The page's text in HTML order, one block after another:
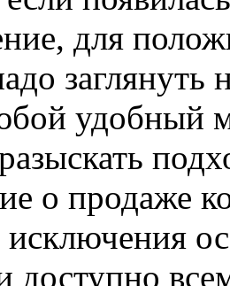
для
удобный
о продаже
исключения
доступно